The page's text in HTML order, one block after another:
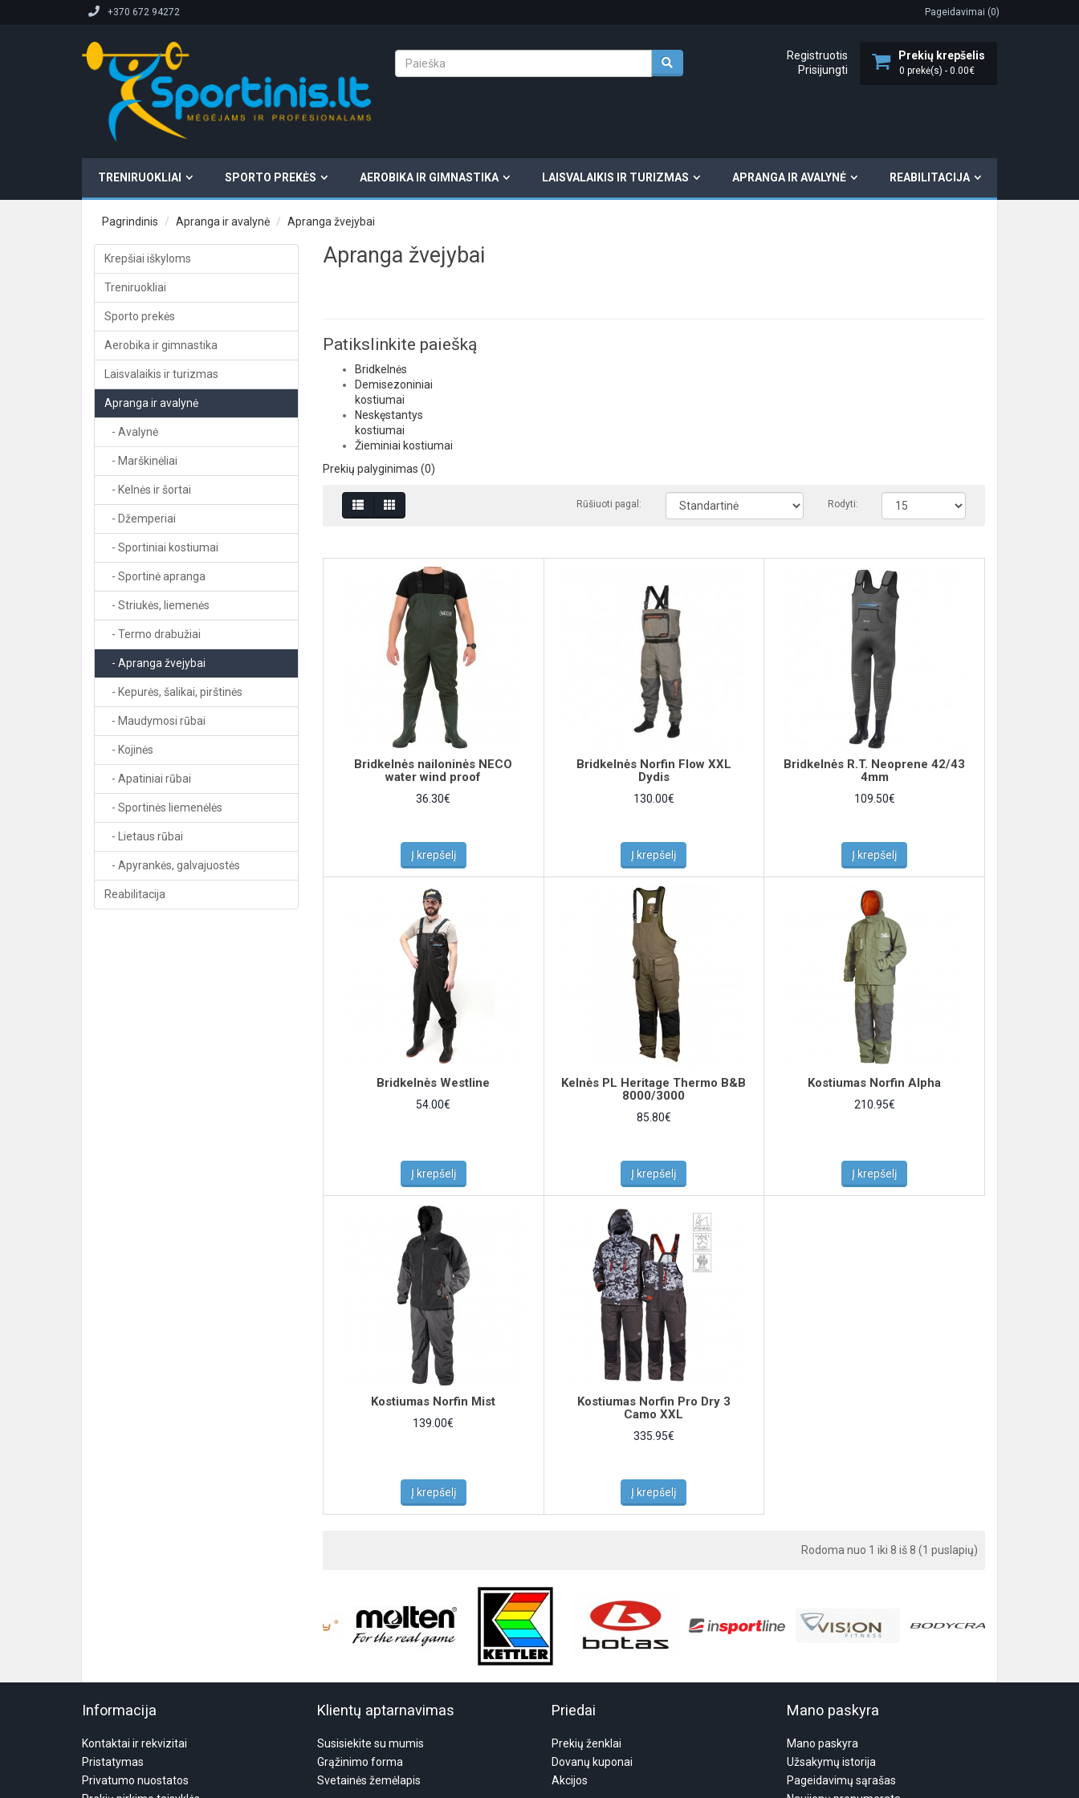
+370 672 94272 Pageidavimai (0)
Prekių krepšelis
0 prekė(s) - 0.00€
Registruotis
Prisijungti
TRENIRUOKLIAI SPORTO PREKĖS AEROBIKA IR GIMNASTIKA LAISVALAIKIS IR TURIZMAS APRANGA IR AVALYNĖ REABILITACIJA
Pagrindinis Apranga ir avalynė Apranga žvejybai
Krepšiai iškyloms
Treniruokliai
Sporto prekės
Aerobika ir gimnastika
Laisvalaikis ir turizmas
Apranga ir avalynė
- Avalynė
- Marškinėliai
- Kelnės ir šortai
- Džemperiai
- Sportiniai kostiumai
- Sportinė apranga
- Striukės, liemenės
- Termo drabužiai
- Apranga žvejybai
- Kepurės, šalikai, pirštinės
- Maudymosi rūbai
- Kojinės
- Apatiniai rūbai
- Sportinės liemenėlės
- Lietaus rūbai
- Apyrankės, galvajuostės
Reabilitacija
Apranga žvejybai
Patikslinkite paiešką
Bridkelnės
Demisezoniniai
kostiumai
Neskęstantys
kostiumai
Žieminiai kostiumai
Prekių palyginimas (0)
Rūšiuoti pagal: Rodyti:
Bridkelnės nailoninės NECO
water wind proof
36.30€
Į krepšelį
Bridkelnės Norfin Flow XXL
Dydis
130.00€
Į krepšelį
Bridkelnės R.T. Neoprene 42/43
4mm
109.50€
Į krepšelį
Bridkelnės Westline
54.00€
Į krepšelį
Kelnės PL Heritage Thermo B&B
8000/3000
85.80€
Į krepšelį
Kostiumas Norfin Alpha
210.95€
Į krepšelį
Kostiumas Norfin Mist
139.00€
Į krepšelį
Kostiumas Norfin Pro Dry 3
Camo XXL
335.95€
Į krepšelį
Rodoma nuo 1 iki 8 iš 8 (1 puslapių)
Informacija
Kontaktai ir rekvizitai
Pristatymas
Privatumo nuostatos
Klientų aptarnavimas
Susisiekite su mumis
Grąžinimo forma
Svetainės žemėlapis
Priedai
Prekių ženklai
Dovanų kuponai
Akcijos
Mano paskyra
Mano paskyra
Užsakymų istorija
Pageidavimų sąrašas